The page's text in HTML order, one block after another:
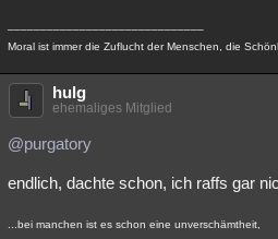
Moral ist immer die Zuflucht der Menschen, die
hulg
ehemaliges Mitglied
@purgatory
endlich, dachte schon, ich raffs gar
...bei manchen ist es schon eine unverschämtheit,